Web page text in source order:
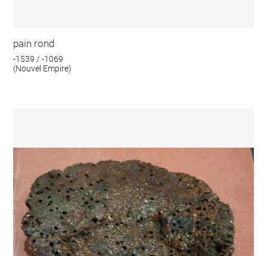
pain rond
-1539 / -1069
(Nouvel Empire)